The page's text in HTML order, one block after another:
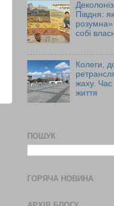
Півдня:
собі
Колеги,
жаху. Час
життя
ПОШУК
ГОРЯЧА НОВИНА